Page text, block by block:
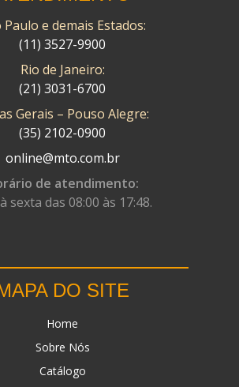
Paulo e demais Estados:
(11) 3527-9900
Rio de Janeiro:
(21) 3031-6700
Gerais – Pouso Alegre:
(35) 2102-0900
online@mto.com.br
de atendimento:
sexta das 08:00 às 17:48.
DO SITE
Home
Sobre Nós
Catálogo